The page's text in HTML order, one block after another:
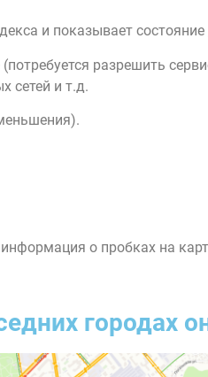
и показывает
разрешить
сетей и т.д.
о пробках на
городах